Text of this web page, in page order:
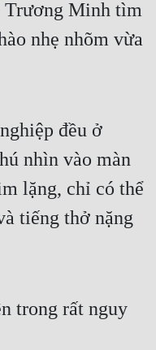
Trương Minh tìm
nhẹ nhõm vừa
đều ở
nhìn vào màn
lặng, chỉ có thể
tiếng thở nặng
trong rất nguy